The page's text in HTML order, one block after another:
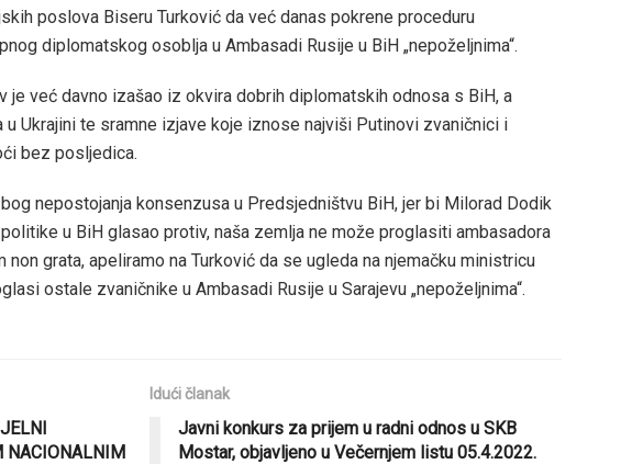
poslova Biseru Turković da već danas pokrene proceduru
diplomatskog osoblja u Ambasadi Rusije u BiH „nepoželjnima“.
je već davno izašao iz okvira dobrih diplomatskih odnosa s BiH, a
Ukrajini te sramne izjave koje iznose najviši Putinovi zvaničnici i
bez posljedica.
nepostojanja konsenzusa u Predsjedništvu BiH, jer bi Milorad Dodik
u BiH glasao protiv, naša zemlja ne može proglasiti ambasadora
non grata, apeliramo na Turković da se ugleda na njemačku ministricu
ostale zvaničnike u Ambasadi Rusije u Sarajevu „nepoželjnima“.
NACIONALNIM
Idući članak
Javni konkurs za prijem u radni odnos u SKB
Mostar, objavljeno u Večernjem listu 05.4.2022.